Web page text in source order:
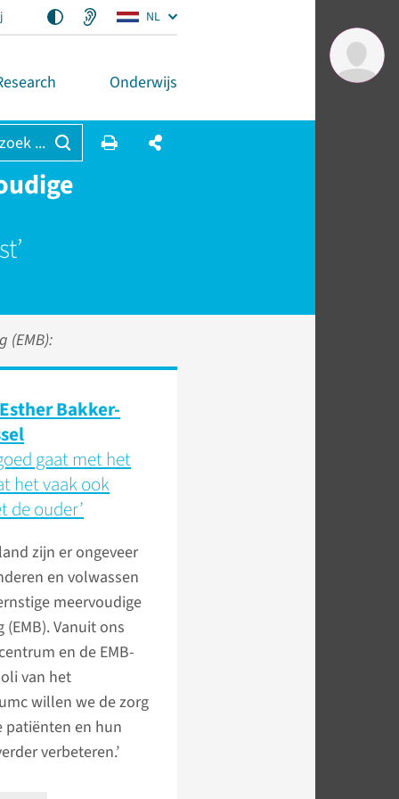
NL
Onderwijs
...
(EMB):
Bakker-
gaat met het
het vaak ook
de ouder’
zijn er ongeveer
en volwassen
meervoudige
Vanuit ons
en de EMB-
van het
willen we de zorg
patiënten en hun
verbeteren.’